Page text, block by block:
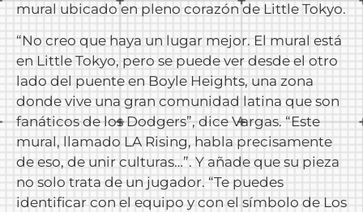
mural ubicado en pleno corazón de Little Tokyo.
“No creo que haya un lugar mejor. El mural está
en Little Tokyo, pero se puede ver desde el otro
lado del puente en Boyle Heights, una zona
donde vive una gran comunidad latina que son
fanáticos de los Dodgers”, dice Vargas. “Este
mural, llamado LA Rising, habla precisamente
de eso, de unir culturas…”. Y añade que su pieza
no solo trata de un jugador. “Te puedes
identificar con el equipo y con el símbolo de Los